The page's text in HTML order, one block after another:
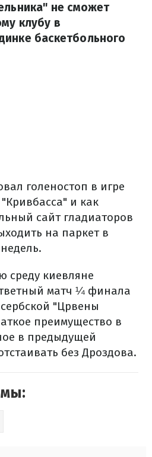
не сможет
клубу в
баскетбольного
голеностоп в игре
и как
сайт гладиаторов
на паркет в
среду киевляне
матч ¼ финала
"Црвены
преимущество в
в предыдущей
без Дроздова.